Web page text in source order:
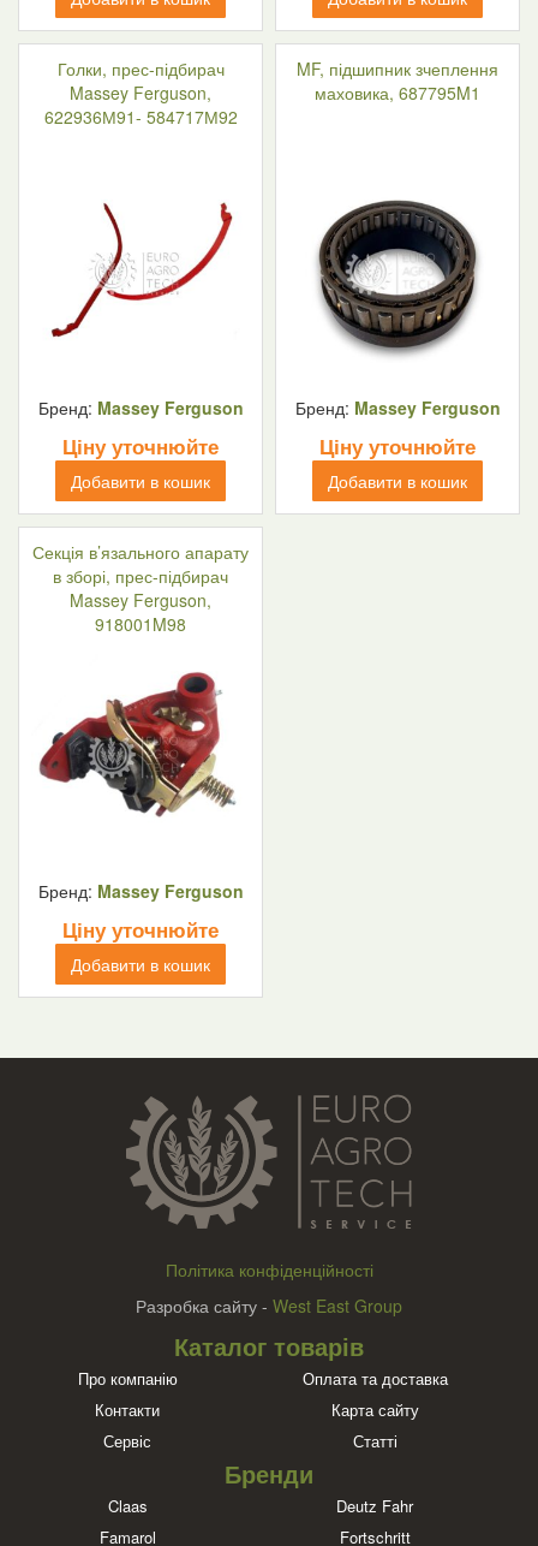
Голки, прес-підбирач
Massey Ferguson,
622936М91- 584717М92
Бренд: Massey Ferguson
Ціну уточнюйте
Добавити в кошик
MF, підшипник зчеплення
маховика, 687795M1
Бренд: Massey Ferguson
Ціну уточнюйте
Добавити в кошик
Секція в’язального апарату
в зборі, прес-підбирач
Massey Ferguson,
918001M98
Бренд: Massey Ferguson
Ціну уточнюйте
Добавити в кошик
Політика конфіденційності
Разробка сайту - West East Group
Каталог товарів
Про компанію
Оплата та доставка
Контакти
Карта сайту
Сервіс
Статті
Бренди
Claas
Deutz Fahr
Famarol
Fortschritt